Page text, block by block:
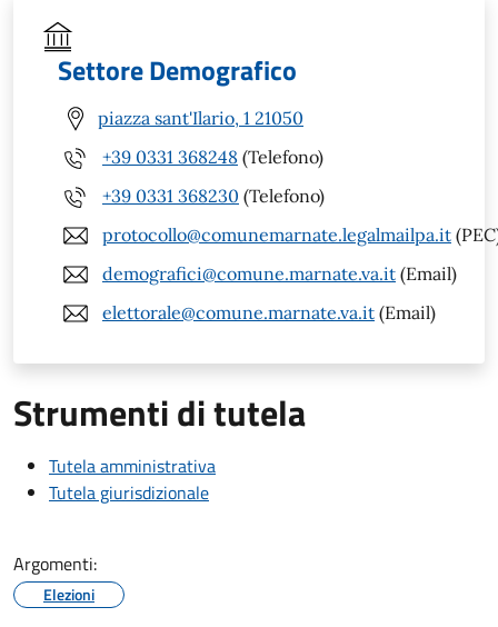
Settore Demografico
piazza sant'Ilario, 1 21050
+39 0331 368248 (Telefono)
+39 0331 368230 (Telefono)
protocollo@comunemarnate.legalmailpa.it
demografici@comune.marnate.va.it (Email)
elettorale@comune.marnate.va.it (Email)
Strumenti di tutela
Tutela amministrativa
Tutela giurisdizionale
Argomenti:
Elezioni